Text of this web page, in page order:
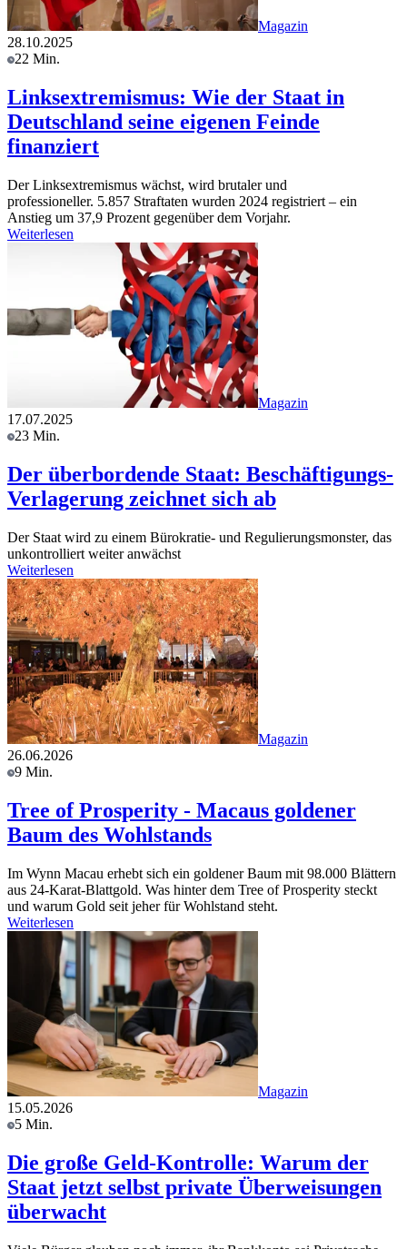
Magazin
28.10.2025
22 Min.
Linksextremismus: Wie der Staat in
Deutschland seine eigenen Feinde
finanziert
Der Linksextremismus wächst, wird brutaler und
professioneller. 5.857 Straftaten wurden 2024 registriert – ein
Anstieg um 37,9 Prozent gegenüber dem Vorjahr.
Weiterlesen
Magazin
17.07.2025
23 Min.
Der überbordende Staat: Beschäftigungs-
Verlagerung zeichnet sich ab
Der Staat wird zu einem Bürokratie- und Regulierungsmonster, das
unkontrolliert weiter anwächst
Weiterlesen
Magazin
26.06.2026
9 Min.
Tree of Prosperity - Macaus goldener
Baum des Wohlstands
Im Wynn Macau erhebt sich ein goldener Baum mit 98.000 Blättern
aus 24-Karat-Blattgold. Was hinter dem Tree of Prosperity steckt
und warum Gold seit jeher für Wohlstand steht.
Weiterlesen
Magazin
15.05.2026
5 Min.
Die große Geld-Kontrolle: Warum der
Staat jetzt selbst private Überweisungen
überwacht